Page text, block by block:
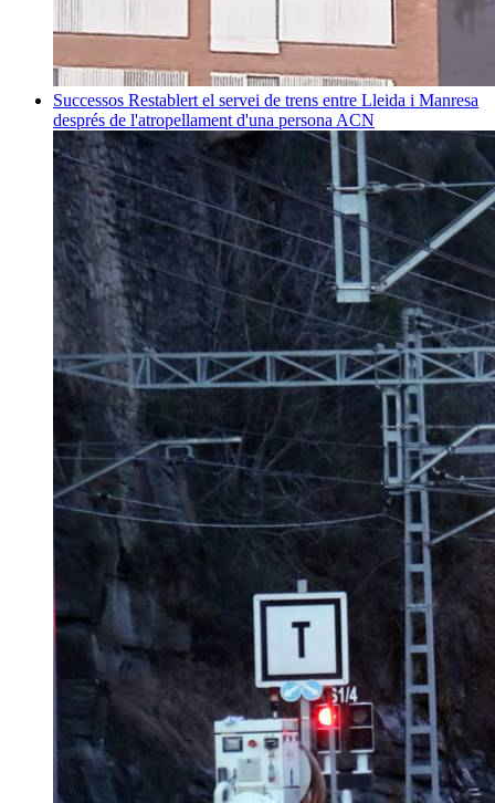
Successos Restablert el servei de trens entre Lleida i Manresa
després de l'atropellament d'una persona ACN